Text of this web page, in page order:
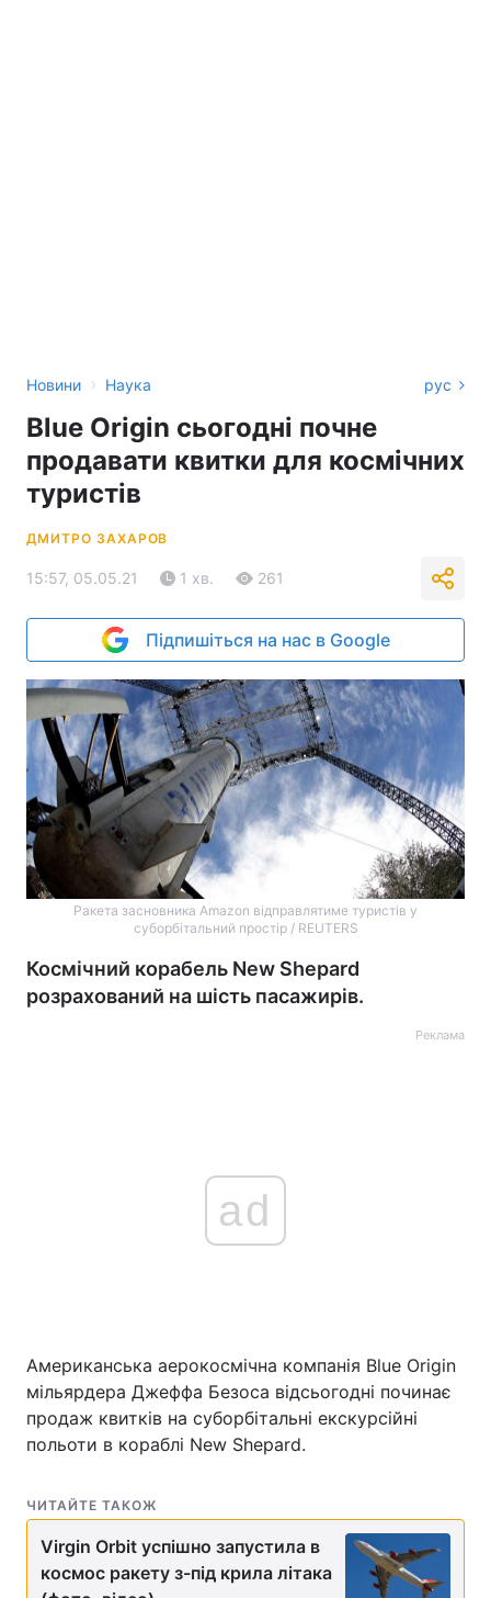
Новини › Наука рус
Blue Origin сьогодні почне
продавати квитки для космічних
туристів
ДМИТРО ЗАХАРОВ
15:57, 05.05.21 1 хв. 261
Підпишіться на нас в Google
Ракета засновника Amazon відправлятиме туристів у
суборбітальний простір / REUTERS
Космічний корабель New Shepard
розрахований на шість пасажирів.
Реклама
ad
Американська аерокосмічна компанія Blue Origin
мільярдера Джеффа Безоса відсьогодні починає
продаж квитків на суборбітальні екскурсійні
польоти в кораблі New Shepard.
ЧИТАЙТЕ ТАКОЖ
Virgin Orbit успішно запустила в
космос ракету з-під крила літака